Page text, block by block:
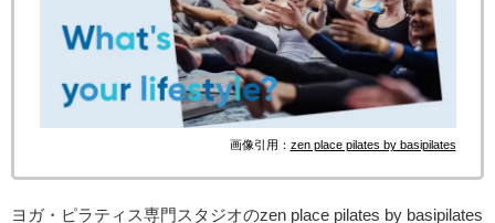
画像引用： zen place pilates by basipilates
ヨガ・ピラティス専門スタジオのzen place pilates by basipilates